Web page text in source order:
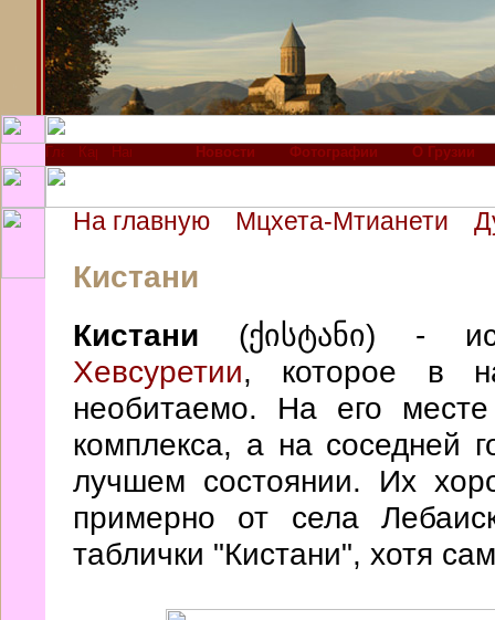
Новости Фотографии О Грузии
На главную Мцхета-Мтианети
Кистани
Кистани (ქისტანი) -
Хевсуретии, которое в
необитаемо. На его
комплекса, а на соседней
лучшем состоянии. Их
примерно от села
таблички "Кистани", хотя